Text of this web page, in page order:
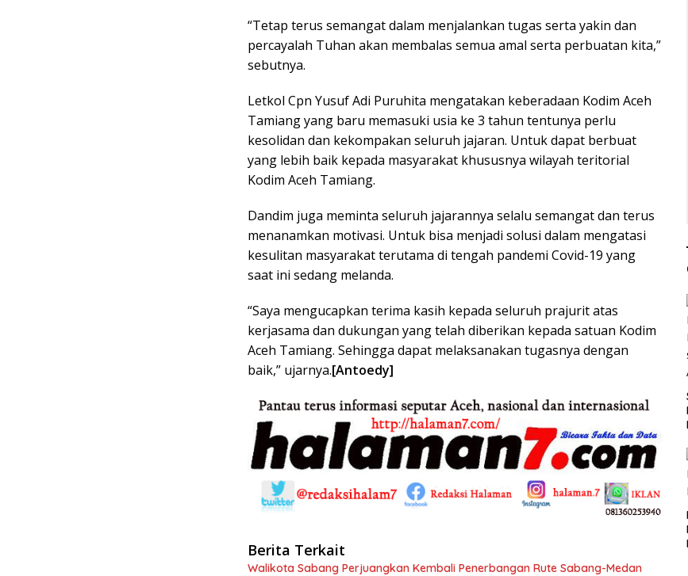
“Tetap terus semangat dalam menjalankan tugas serta yakin dan
percayalah Tuhan akan membalas semua amal serta perbuatan kita,”
sebutnya.
Letkol Cpn Yusuf Adi Puruhita mengatakan keberadaan Kodim Aceh
Tamiang yang baru memasuki usia ke 3 tahun tentunya perlu
kesolidan dan kekompakan seluruh jajaran. Untuk dapat berbuat
yang lebih baik kepada masyarakat khususnya wilayah teritorial
Kodim Aceh Tamiang.
Dandim juga meminta seluruh jajarannya selalu semangat dan terus
menanamkan motivasi. Untuk bisa menjadi solusi dalam mengatasi
kesulitan masyarakat terutama di tengah pandemi Covid-19 yang
saat ini sedang melanda.
“Saya mengucapkan terima kasih kepada seluruh prajurit atas
kerjasama dan dukungan yang telah diberikan kepada satuan Kodim
Aceh Tamiang. Sehingga dapat melaksanakan tugasnya dengan
baik,” ujarnya.[Antoedy]
Berita Terkait
Walikota Sabang Perjuangkan Kembali Penerbangan Rute Sabang-Medan